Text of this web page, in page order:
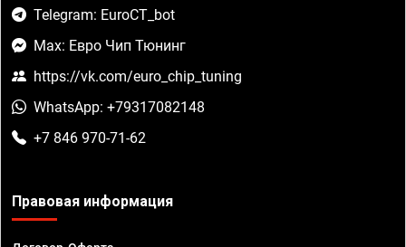
Telegram: EuroCT_bot
Max: Евро Чип Тюнинг
https://vk.com/euro_chip_tuning
WhatsApp: +79317082148
+7 846 970-71-62
Правовая информация